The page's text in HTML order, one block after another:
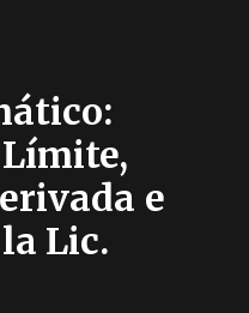
e
Lic.